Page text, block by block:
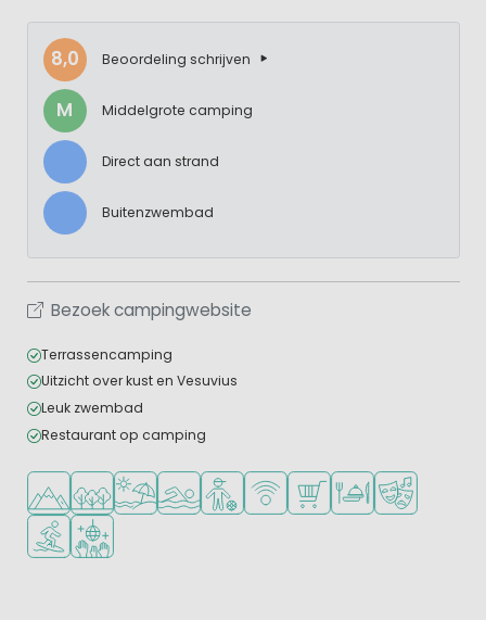
8,0 Beoordeling schrijven
M Middelgrote camping
Direct aan strand
Buitenzwembad
Bezoek campingwebsite
Terrassencamping
Uitzicht over kust en Vesuvius
Leuk zwembad
Restaurant op camping
Ligt in de heuvels/bergen
Ligt in een bosrijke omgeving
Ligt bij strand en zee
Openlucht zwembad
Aanbevolen voor tieners
WiFi beschikbaar
Campingwinkel/
Restaurant of
Watersportfaciliteiten
Discotheek